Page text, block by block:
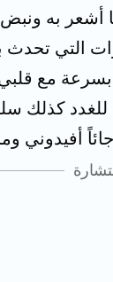
أشعر به
التي
مع
كذلك